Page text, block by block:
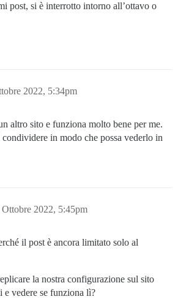
post, si è interrotto intorno all’ottavo o
2022, 5:34pm
altro sito e funziona molto bene per me.
in modo che possa vederlo in
Ottobre 2022, 5:45pm
il post è ancora limitato solo al
la nostra configurazione sul sito
e vedere se funziona lì?